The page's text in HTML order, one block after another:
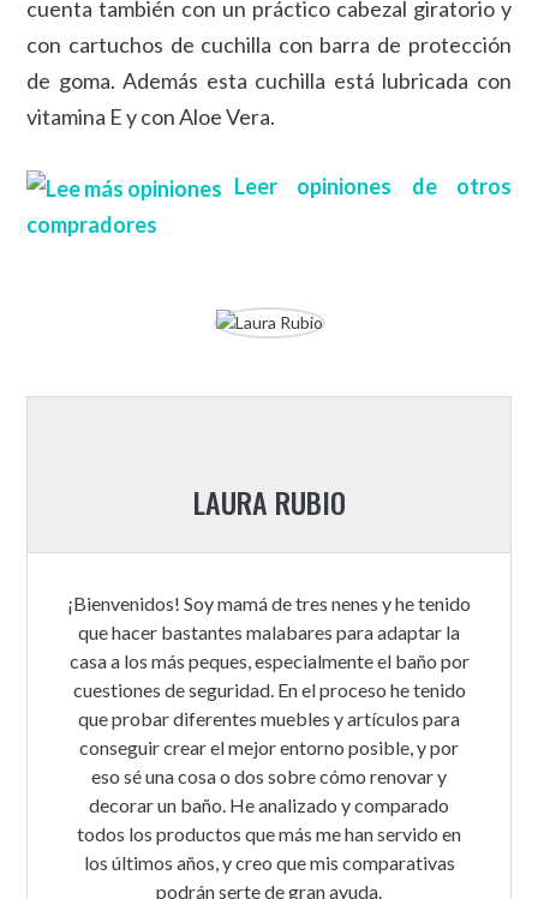
cuenta también con un práctico cabezal giratorio y
con cartuchos de cuchilla con barra de protección
de goma. Además esta cuchilla está lubricada con
vitamina E y con Aloe Vera.
Leer opiniones de otros
compradores
LAURA RUBIO
¡Bienvenidos! Soy mamá de tres nenes y he tenido
que hacer bastantes malabares para adaptar la
casa a los más peques, especialmente el baño por
cuestiones de seguridad. En el proceso he tenido
que probar diferentes muebles y artículos para
conseguir crear el mejor entorno posible, y por
eso sé una cosa o dos sobre cómo renovar y
decorar un baño. He analizado y comparado
todos los productos que más me han servido en
los últimos años, y creo que mis comparativas
podrán serte de gran ayuda.